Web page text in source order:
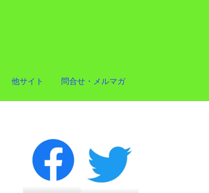
他サイト 問合せ・メルマガ